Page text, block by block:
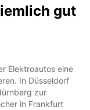
gut
Elektroautos eine
In Düsseldorf
zur
in Frankfurt